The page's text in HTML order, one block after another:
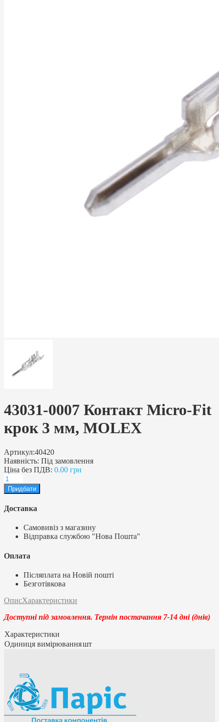
43031-0007 Контакт Micro-Fit
крок 3 мм, MOLEX
Артикул:40420
Наявність: Під замовлення
Ціна без ПДВ: 0.00 грн
Доставка
Самовивіз з магазину
Відправка службою "Нова Пошта"
Оплата
Післяплата на Новій пошті
Безготівкова
ОписХарактеристики
Доступні під замовлення. Термін постачання 7-14 дні (днів)
Характеристики
Одиниця вимірюванняшт